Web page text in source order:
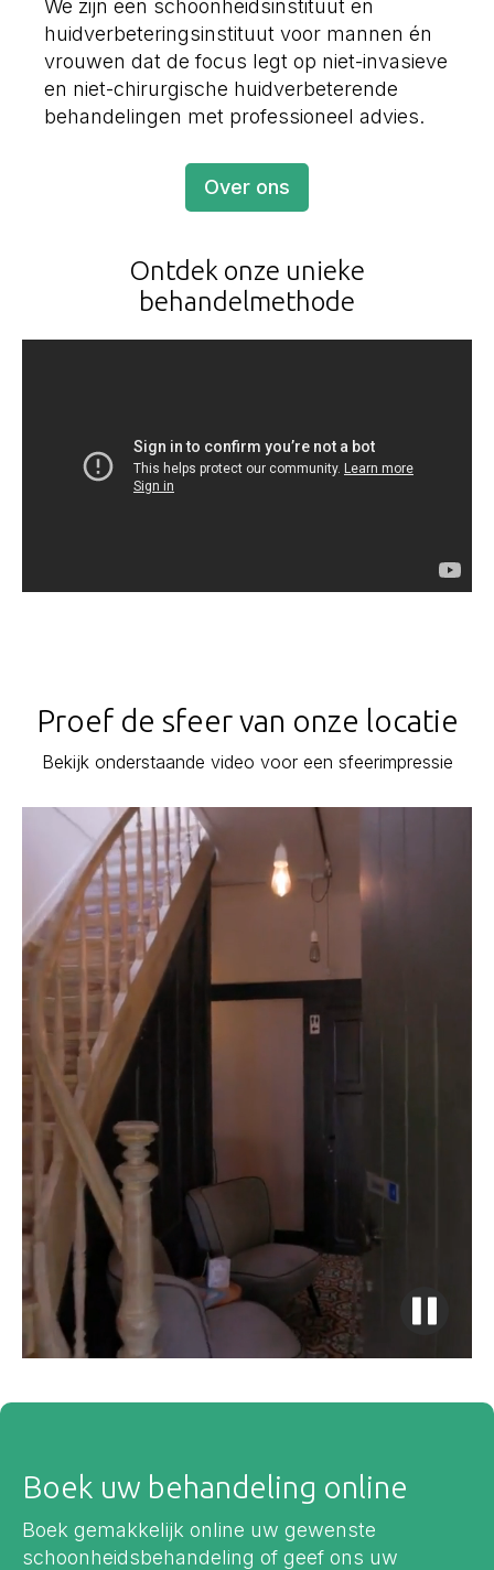
We zijn een schoonheidsinstituut en
huidverbeteringsinstituut voor mannen én
vrouwen dat de focus legt op niet-invasieve
en niet-chirurgische huidverbeterende
behandelingen met professioneel advies.
Over ons
Ontdek onze unieke
behandelmethode
Proef de sfeer van onze locatie
Bekijk onderstaande video voor een sfeerimpressie
Boek uw behandeling online
Boek gemakkelijk online uw gewenste
schoonheidsbehandeling of geef ons uw